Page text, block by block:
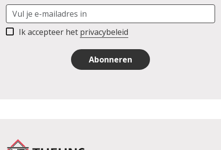
Ik accepteer het privacybeleid
Abonneren